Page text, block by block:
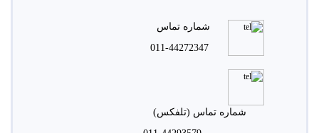
شماره تماس
011-44272347
شماره تماس (تلفکس)